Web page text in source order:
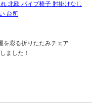
北欧 パイプ椅子 肘掛けなし
台所
を彩る折りたたみチェア
ました！